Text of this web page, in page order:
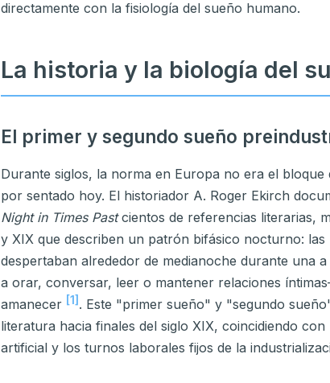
directamente con la fisiología del sueño humano.
La historia y la biología del
El primer y segundo sueño
Durante siglos, la norma en Europa no era el
por sentado hoy. El historiador A. Roger Ekirch
Night in Times Pastcientos de referencias literarias,
y XIX que describen un patrón bifásico nocturno:
despertaban alrededor de medianoche durante una
a orar, conversar, leer o mantener relaciones
amanecer [1] . Este "primer sueño" y "segundo
literatura hacia finales del siglo XIX, coincidiendo
artificial y los turnos laborales fijos de la